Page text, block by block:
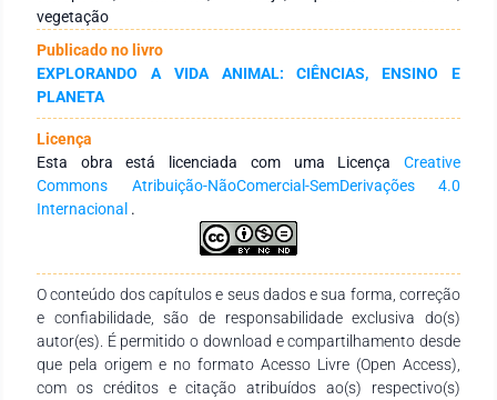
abundância floral e de visitantes florais foram medidas em
áreas manejadas com fogo e com pastejo. A altura da
vegetação foi 2,4 vezes maior no manejo de fogo, enquanto a
cobertura floral e número de visitantes florais foram,
respectivamente, 3,6 e 1,47 vezes maiores no manejo de fogo
na comparação com o pastejo. A análise de componentes
principais mostrou agrupamento de formigas e abelhas
sociais com o manejo fogo e com a cobertura média floral;
enquanto o manejo de pastejo agrupou-se com a altura
média do pasto, hemípteros e moscas pequenas. A partir
deste estudo, hipóteses para trabalhos futuros podem ser
em áreas queimadas no bioma Pampa.
vegetação
Publicado no livro
EXPLORANDO A VIDA ANIMAL: CIÊNCIAS, ENSINO E
PLANETA
Licença
Esta obra está licenciada com uma Licença Creative
Commons Atribuição-NãoComercial-SemDerivações 4.0
Internacional .
O conteúdo dos capítulos e seus dados e sua forma, correção
e confiabilidade, são de responsabilidade exclusiva do(s)
autor(es). É permitido o download e compartilhamento desde
que pela origem e no formato Acesso Livre (Open Access),
com os créditos e citação atribuídos ao(s) respectivo(s)